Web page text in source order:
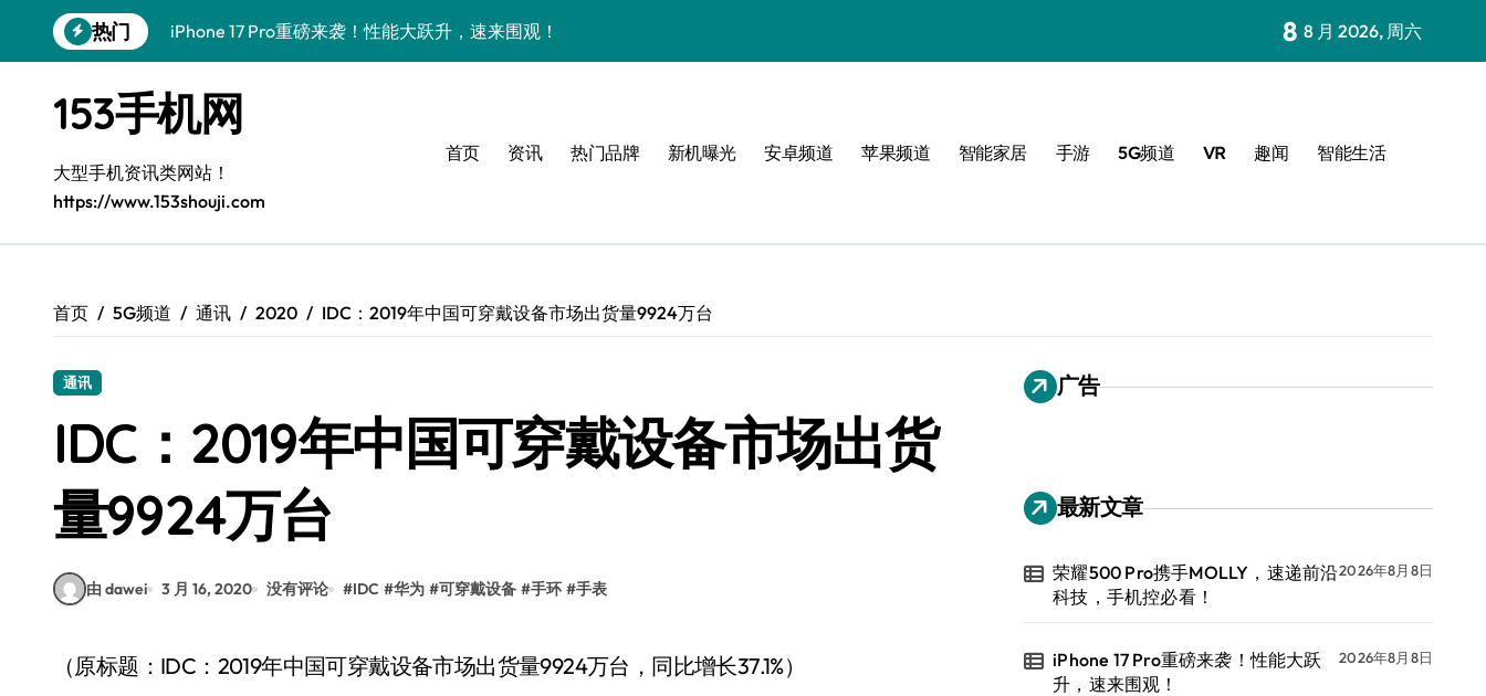
到
热门
iPhone 17 Pro重磅来袭！性能大跃升，速来围观！
荣耀ROBOT PHONE：触屏瞬间，24小时智能资讯速递！
华为nova 15大揭秘！新机亮点+超实用功能全分享！
iPhone Air重磅来袭！性能飙升，新品亮点抢先看！
小米粉必看！Xiaomi 17 Pro资讯+玩机技巧大放送
一加Turbo 6V性能大飞跃，手机实用管家功能抢先曝光！
荣耀500 Pro携手MOLLY，速递前沿科技，手机控必看！
8 8 月 2026, 周六
153手机网
大型手机资讯类网站！
https://www.153shouji.com
首页 资讯 热门品牌 新机曝光 安卓频道 苹果频道 智能家居 手游 5G频道 VR 趣闻 智能生活
首页 5G频道 通讯 2020 IDC：2019年中国可穿戴设备市场出货量9924万台
通讯
IDC：2019年中国可穿戴设备市场出货
量9924万台
由 dawei 3 月 16, 2020 没有评论 #IDC #华为 #可穿戴设备 #手环 #手表
（原标题：IDC：2019年中国可穿戴设备市场出货量9924万台，同比增长37.1%）
广告
最新文章
荣耀500 Pro携手MOLLY，速递前沿
科技，手机控必看！
2026年8月8日
iPhone 17 Pro重磅来袭！性能大跃
升，速来围观！
2026年8月8日